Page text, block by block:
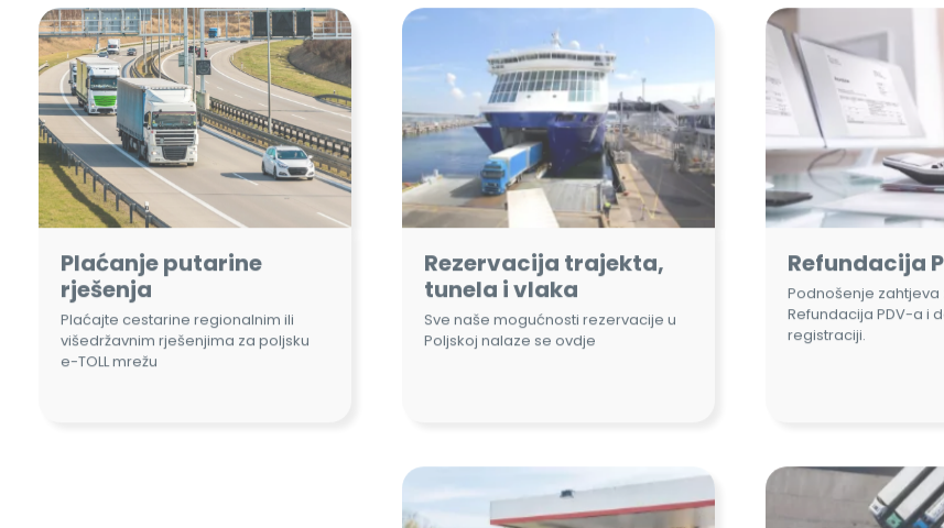
Plaćanje putarine
rješenja
Plaćajte cestarine regionalnim ili
višedržavnim rješenjima za poljsku
e-TOLL mrežu
Rezervacija trajekta,
tunela i vlaka
Sve naše mogućnosti rezervacije u
Poljskoj nalaze se ovdje
Refundacija
Podnošenje zahtjeva
Refundacija PDV-a i
registraciji.
Kartice za gorivo
Usluge
Rezervacija i
parkiranja